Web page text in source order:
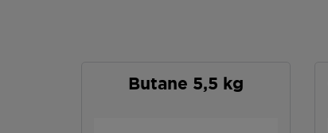
Butane 5,5 kg